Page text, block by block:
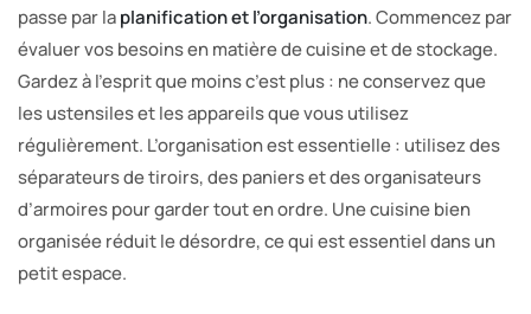
passe par laplanification et l’organisation. Commencez par
évaluer vos besoins en matière de cuisine et de stockage.
Gardez à l’esprit que moins c’est plus : ne conservez que
les ustensiles et les appareils que vous utilisez
régulièrement. L’organisation est essentielle : utilisez des
séparateurs de tiroirs, des paniers et des organisateurs
d’armoires pour garder tout en ordre. Une cuisine bien
organisée réduit le désordre, ce qui est essentiel dans un
petit espace.